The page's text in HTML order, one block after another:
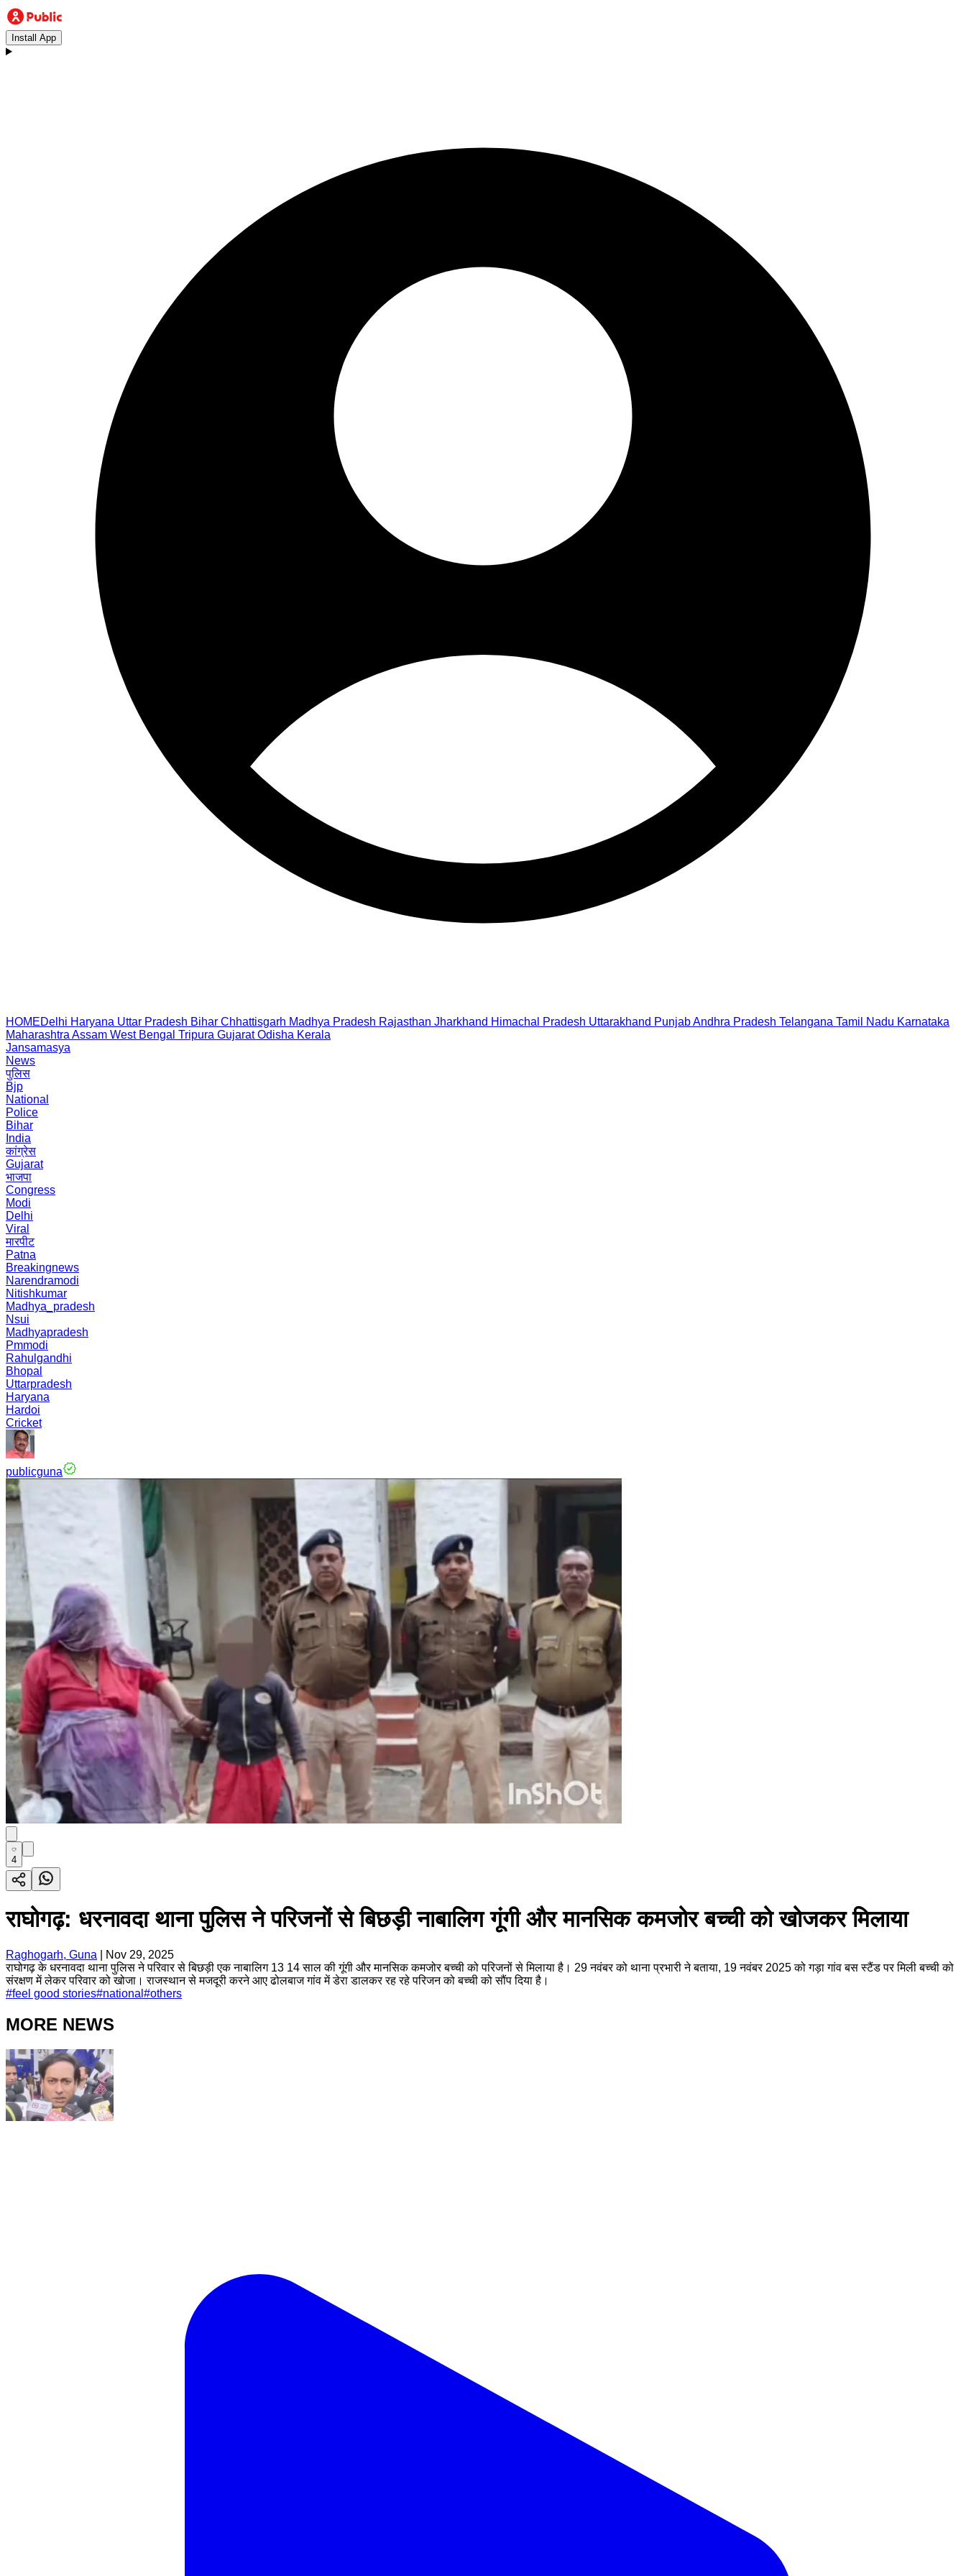
Install App
HOMEDelhi Haryana Uttar Pradesh Bihar Chhattisgarh Madhya Pradesh Rajasthan Jharkhand Himachal Pradesh Uttarakhand PunjabAndhra Pradesh Telangana Tamil Nadu Karnataka
Maharashtra Assam West Bengal Tripura Gujarat Odisha Kerala
Jansamasya
News
पुलिस
Bjp
National
Police
Bihar
India
कांग्रेस
Gujarat
भाजपा
Congress
Modi
Delhi
Viral
मारपीट
Patna
Breakingnews
Narendramodi
Nitishkumar
Madhya_pradesh
Nsui
Madhyapradesh
Pmmodi
Rahulgandhi
Bhopal
Uttarpradesh
Haryana
Hardoi
Cricket
publicguna
4
राघोगढ़: धरनावदा थाना पुलिस ने परिजनों से बिछड़ी नाबालिग गूंगी और मानसिक कमजोर बच्ची को खोजकर मिलाया
Raghogarh, Guna
Nov 29, 2025
राघोगढ़ के धरनावदा थाना पुलिस ने परिवार से बिछड़ी एक नाबालिग 13 14 साल की गूंगी और मानसिक कमजोर बच्ची को परिजनों से मिलाया है। 29 नवंबर को थाना प्रभारी ने बताया, 19 नवंबर 2025 को गड़ा गांव बस स्टैंड पर मिली बच्ची को
संरक्षण में लेकर परिवार को खोजा। राजस्थान से मजदूरी करने आए ढोलबाज गांव में डेरा डालकर रह रहे परिजन को बच्ची को सौंप दिया है।
#feel good stories#national #others
MORE NEWS